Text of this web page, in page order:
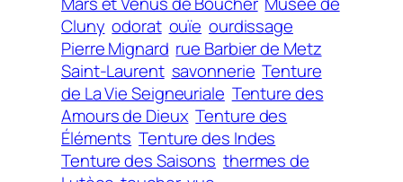
Cluny odorat ouïe ourdissage
Pierre Mignard rue Barbier de Metz
Saint-Laurent savonnerie Tenture
de La Vie Seigneuriale Tenture des
Amours de Dieux Tenture des
Éléments Tenture des Indes
Tenture des Saisons thermes de